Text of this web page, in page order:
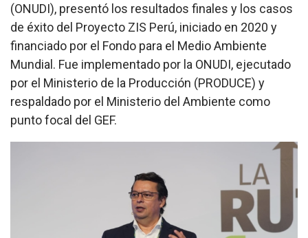
(ONUDI), presentó los resultados finales y los casos
de éxito del Proyecto ZIS Perú, iniciado en 2020 y
financiado por el Fondo para el Medio Ambiente
Mundial. Fue implementado por la ONUDI, ejecutado
por el Ministerio de la Producción (PRODUCE) y
respaldado por el Ministerio del Ambiente como
punto focal del GEF.